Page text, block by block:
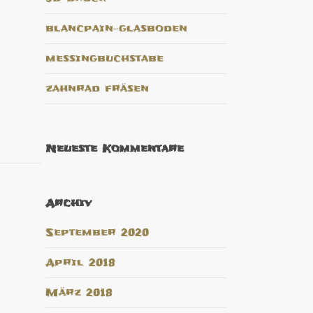
blancpain-glasboden
messingbuchstabe
zahnrad fräsen
Neueste Kommentare
Archiv
September 2020
April 2018
März 2018